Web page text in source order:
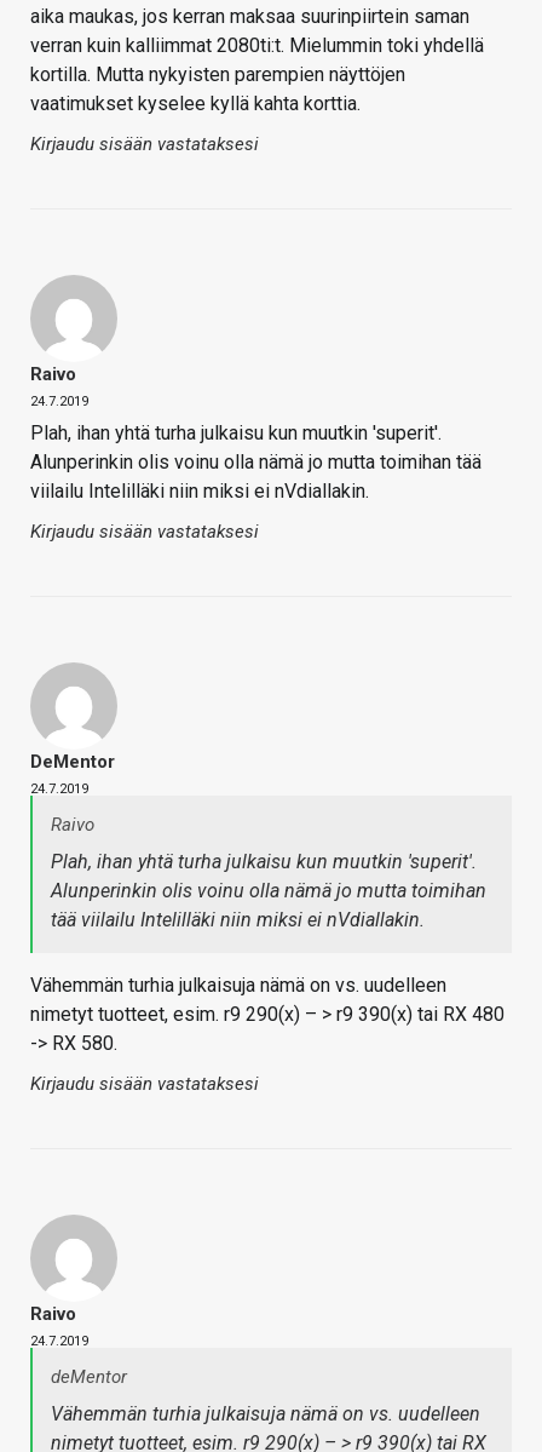
aika maukas, jos kerran maksaa suurinpiirtein saman
verran kuin kalliimmat 2080ti:t. Mielummin toki yhdellä
kortilla. Mutta nykyisten parempien näyttöjen
vaatimukset kyselee kyllä kahta korttia.
Kirjaudu sisään vastataksesi
Raivo
24.7.2019
Plah, ihan yhtä turha julkaisu kun muutkin 'superit'.
Alunperinkin olis voinu olla nämä jo mutta toimihan tää
viilailu Intelilläki niin miksi ei nVdiallakin.
Kirjaudu sisään vastataksesi
DeMentor
24.7.2019
Raivo
Plah, ihan yhtä turha julkaisu kun muutkin 'superit'.
Alunperinkin olis voinu olla nämä jo mutta toimihan
tää viilailu Intelilläki niin miksi ei nVdiallakin.
Vähemmän turhia julkaisuja nämä on vs. uudelleen
nimetyt tuotteet, esim. r9 290(x) – > r9 390(x) tai RX 480
-> RX 580.
Kirjaudu sisään vastataksesi
Raivo
24.7.2019
deMentor
Vähemmän turhia julkaisuja nämä on vs. uudelleen
nimetyt tuotteet, esim. r9 290(x) – > r9 390(x) tai RX